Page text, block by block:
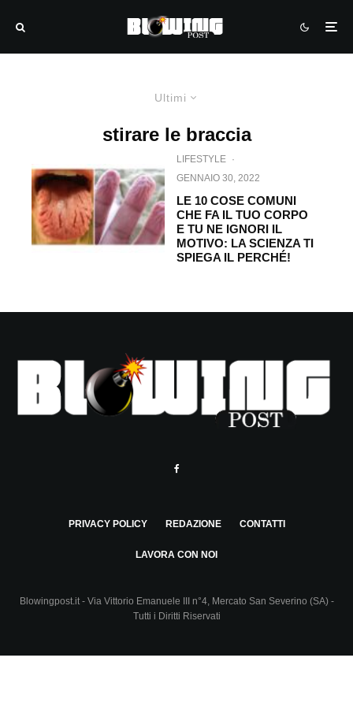
Ultimi
stirare le braccia
LIFESTYLE ·
GENNAIO 30, 2022
LE 10 COSE COMUNI
CHE FA IL TUO CORPO
E TU NE IGNORI IL
MOTIVO: LA SCIENZA TI
SPIEGA IL PERCHÉ!
PRIVACY POLICY REDAZIONE CONTATTI
LAVORA CON NOI
Blowingpost.it - Via Vittorio Emanuele III n°4, Mercato San Severino (SA) -
Tutti i Diritti Riservati